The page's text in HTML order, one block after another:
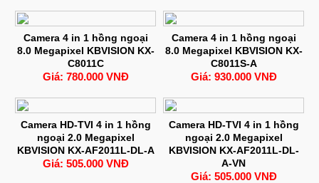
Camera 4 in 1 hồng ngoại
8.0 Megapixel KBVISION KX-
C8011C
Giá: 780.000 VNĐ
Camera 4 in 1 hồng ngoại
8.0 Megapixel KBVISION KX-
C8011S-A
Giá: 930.000 VNĐ
Camera HD-TVI 4 in 1 hồng
ngoại 2.0 Megapixel
KBVISION KX-AF2011L-DL-A
Giá: 505.000 VNĐ
Camera HD-TVI 4 in 1 hồng
ngoại 2.0 Megapixel
KBVISION KX-AF2011L-DL-
A-VN
Giá: 505.000 VNĐ